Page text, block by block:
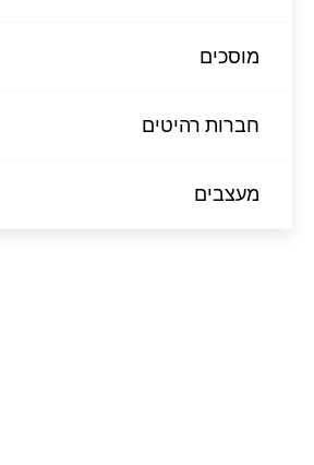
מוסכים
חברות רהיטים
מעצבים